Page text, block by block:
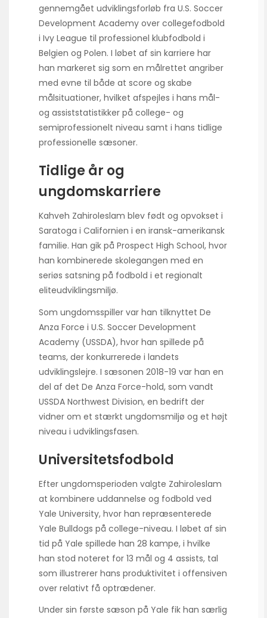
gennemgået udviklingsforløb fra U.S. Soccer
Development Academy over collegefodbold
i Ivy League til professionel klubfodbold i
Belgien og Polen. I løbet af sin karriere har
han markeret sig som en målrettet angriber
med evne til både at score og skabe
målsituationer, hvilket afspejles i hans mål-
og assiststatistikker på college- og
semiprofessionelt niveau samt i hans tidlige
professionelle sæsoner.
Tidlige år og
ungdomskarriere
Kahveh Zahiroleslam blev født og opvokset i
Saratoga i Californien i en iransk-amerikansk
familie. Han gik på Prospect High School, hvor
han kombinerede skolegangen med en
seriøs satsning på fodbold i et regionalt
eliteudviklingsmiljø.
Som ungdomsspiller var han tilknyttet De
Anza Force i U.S. Soccer Development
Academy (USSDA), hvor han spillede på
teams, der konkurrerede i landets
udviklingslejre. I sæsonen 2018-19 var han en
del af det De Anza Force-hold, som vandt
USSDA Northwest Division, en bedrift der
vidner om et stærkt ungdomsmiljø og et højt
niveau i udviklingsfasen.
Universitetsfodbold
Efter ungdomsperioden valgte Zahiroleslam
at kombinere uddannelse og fodbold ved
Yale University, hvor han repræsenterede
Yale Bulldogs på college-niveau. I løbet af sin
tid på Yale spillede han 28 kampe, i hvilke
han stod noteret for 13 mål og 4 assists, tal
som illustrerer hans produktivitet i offensiven
over relativt få optrædener.
Under sin første sæson på Yale fik han særlig